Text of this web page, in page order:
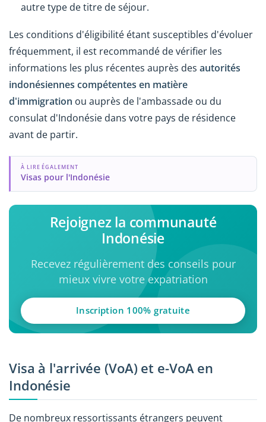
autre type de titre de séjour.
Les conditions d'éligibilité étant susceptibles d'évoluer
fréquemment, il est recommandé de vérifier les
informations les plus récentes auprès des autorités
indonésiennes compétentes en matière
d'immigration ou auprès de l'ambassade ou du
consulat d'Indonésie dans votre pays de résidence
avant de partir.
À LIRE ÉGALEMENT
Visas pour l'Indonésie
Rejoignez la communauté
Indonésie
Recevez régulièrement des conseils pour
mieux vivre votre expatriation
Inscription 100% gratuite
Visa à l'arrivée (VoA) et e-VoA en
Indonésie
De nombreux ressortissants étrangers peuvent